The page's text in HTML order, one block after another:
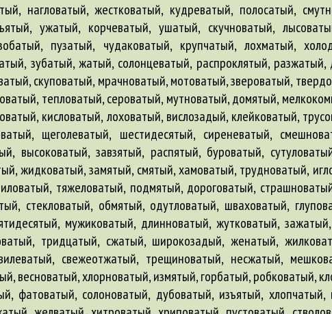
нагловатый, жестковатый, кудреватый, полосатый,
ужатый, корчеватый, ушатый, скучноватый,
пузатый, чудаковатый, крупчатый, лохматый,
зубатый, жатый, солонцеватый, распроклятый,
скуповатый, мрачноватый, мотоватый, звероватый,
тепловатый, сероватый, мутноватый, домятый,
кисловатый, лоховатый, вислозадый, клейковатый,
щеголеватый, шестидесятый, сиреневатый,
высоковатый, завзятый, распятый, буроватый,
жидковатый, замятый, смятый, хамоватый, трудноватый,
тяжеловатый, подмятый, дороговатый,
стекловатый, обмятый, одутловатый, шваховатый,
мужиковатый, длинноватый, жутковатый,
тридцатый, сжатый, широкозадый, женатый,
свежеотжатый, трещиноватый, несжатый,
весноватый, хлорноватый, измятый, горбатый, робковатый,
фатоватый, солоноватый, дубоватый, изъятый,